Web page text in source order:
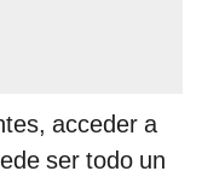
acceder a
ser todo un